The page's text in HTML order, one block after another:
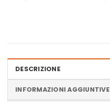
DESCRIZIONE
INFORMAZIONI AGGIUNTIVE